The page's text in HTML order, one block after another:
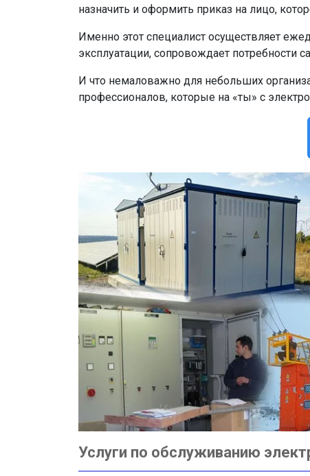
назначить и оформить приказ на лицо,
Именно этот специалист осуществляет
эксплуатации, сопровождает
И что немаловажно для небольших
профессионалов, которые на «ты» с
Услуги по обслуживанию